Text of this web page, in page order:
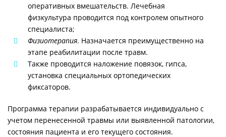
оперативных вмешательств. Лечебная
физкультура проводится под контролем опытного
специалиста;
Физиотерапия. Назначается преимущественно на
этапе реабилитации после травм.
Также проводится наложение повязок, гипса,
установка специальных ортопедических
фиксаторов.
Программа терапии разрабатывается индивидуально с
учетом перенесенной травмы или выявленной патологии,
состояния пациента и его текущего состояния.